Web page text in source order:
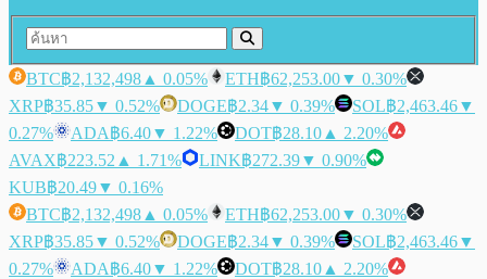
BTC฿2,132,498 ▲ 0.05% ETH฿62,253.00▼ 0.30%
XRP฿35.85▼ 0.52% DOGE฿2.34▼ 0.39% SOL฿2,463.46▼
0.27%
ADA฿6.40▼ 1.22% DOT฿28.10 ▲ 2.20%
AVAX฿223.52 ▲ 1.71% LINK฿272.39▼ 0.90%
KUB฿20.49▼ 0.16%
BTC฿2,132,498 ▲ 0.05% ETH฿62,253.00▼ 0.30%
XRP฿35.85▼ 0.52% DOGE฿2.34▼ 0.39% SOL฿2,463.46▼
0.27%
ADA฿6.40▼ 1.22% DOT฿28.10 ▲ 2.20%